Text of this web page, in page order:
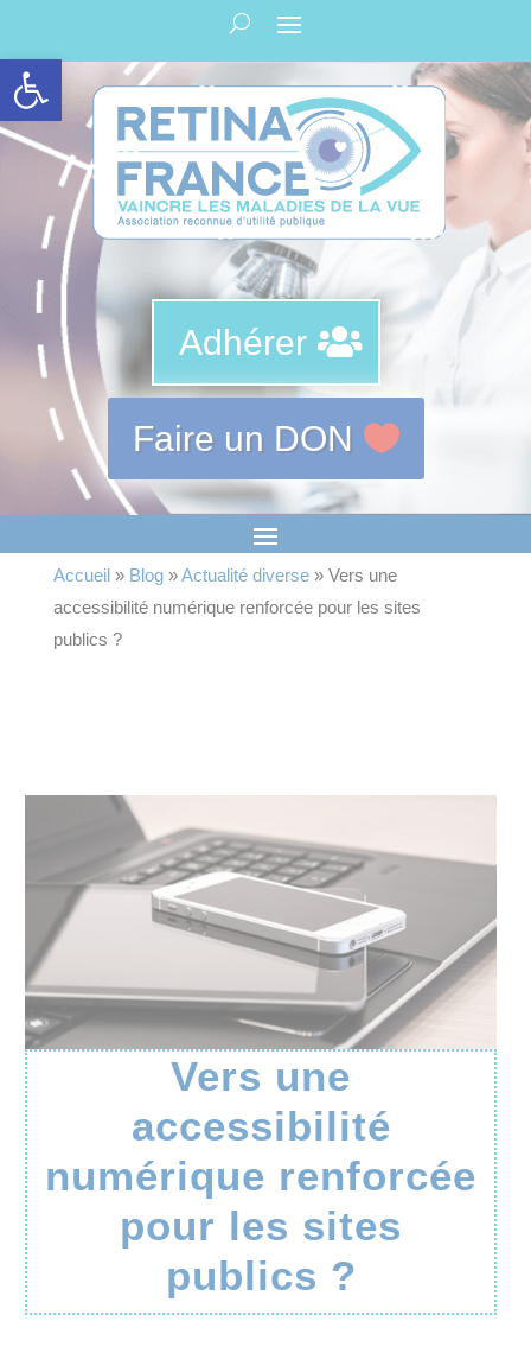
Panneau de gestion des cookies
Ouvrir la barre d’outils
Adhérer
Faire un DON
Accueil» Blog»Actualité diverse» Vers une
accessibilité numérique renforcée pour les sites
publics ?
Vers une
accessibilité
numérique renforcée
pour les sites
publics ?